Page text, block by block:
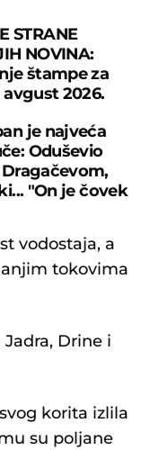
STRANE
NOVINA:
štampe za
avgust 2026.
je najveća
Oduševio
"On je čovek
vodostaja, a
tokovima
Drine i
korita izlila
su poljane